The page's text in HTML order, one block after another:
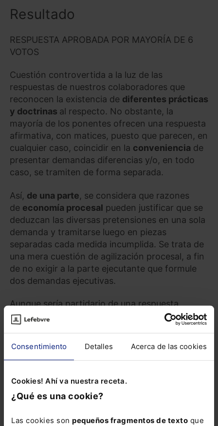
Consentimiento Detalles Acerca de las cookies
Cookies! Ahí va nuestra receta.
¿Qué es una cookie?
Las cookies son pequeños fragmentos de texto que
Resultado
RESPUESTA APROBADA POR MAYORÍA DE 6
VOTOS
Cuestión controvertida a la luz de las
respuestas de nuestros colaboradores que
reconocen la existencia de diferentes prácticas
y doctrinas al respecto. No obstante, la
mayoría de los ponentes ofrecen una respuesta
afirmativa, con matices, puesto que parecen, en
cualquier caso, coincidir en la conveniencia de
presentar demandas diferencias y/o, en todo
caso, se tramiten de forma separada.
Así, de una parte, se considera que razones
de economía procesal pueden justificar que se
deduzcan las diversas pretensiones en una sola
demanda y tramitarse luego en piezas
separadas cada medida incumplida. Se trata de
una mera cuestión de agilización procesal, a fin
de no exigir a la parte ejecutante que formule
dos demandas ejecutivas.
Aunque sería partidario de una respuesta
negativa,
señala que,
presentada la demanda de ejecución, en vez de
piezas de ejecución, para tramitar de forma
no dineraria. Igual queSOTO SOLA
opte en ese proceso por una de tales